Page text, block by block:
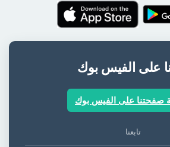
على الفيس بوك
صفحتنا على الفيس بوك
تابعنا